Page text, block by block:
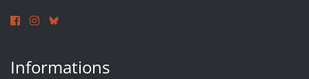
Informations